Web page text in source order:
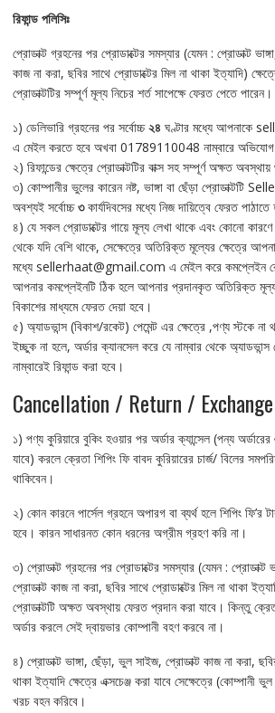
রিফান্ড পলিসিঃ
প্রোডাক্ট গ্রহনের পর প্রোডাক্টের সমস্যার (যেমন : প্রোডাক্ট
কাজ না করা, ছবির সাথে প্রোডাক্টের মিল না থাকা ইত্যাদি)
প্রোডাক্টটির সম্পূর্ণ মূল্য নিচের শর্ত সাপেক্ষে ফেরত পেতে পারেন।
১) ডেলিভারি গ্রহনের পর সর্বোচ্চ২৪ ঘণ্টার মধ্যে আপনাকে
এ মেইল করতে হবে অখবা 01789110048 নাম্বারে
২) রিফান্ডের ক্ষেত্রে প্রোডাক্টটির বাক্স সহ সম্পূর্ণ অক্ষত
৩) কোম্পানীর ভুলের কারেন নষ্ট, ভাঙ্গা বা ছেঁড়া প্রোডাক্টটি
অবশ্যই সর্বোচ্চ৩কার্যদিবসের মধ্যে নিজ দায়িত্বে ফেরত পাঠাতে
৪) যে সকল প্রোডাক্টের গায়ে মূল্য লেখা থাকে এবং কোনো
থেকে যদি বেশি থাকে, সেক্ষেত্রে অতিরিক্ত মূল্যের ক্ষেত্রে
মধ্যে sellerhaat@gmail.com এ মেইল করে কমপ্লেইন
আপনার কমপ্লেইনটি ঠিক হলে আপনার প্রদানকৃত অতিরিক্ত মূল্য
বিকাশের মাধ্যমে ফেরত দেয়া হবে।
৫) অ্যাডভান্স (বিকাশ/রকেট) পেমেন্ট এর ক্ষেত্রে ,পণ্য স্টকে না
ইচ্ছুক না হলে, অর্ডার ক্যানসেল করে যে নাম্বার থেকে অ্যাডভান্স
নাম্বারেই রিফান্ড করা হবে।
Cancellation / Return /
১) পণ্য কুরিয়ারে বুকিং হওয়ার পর অর্ডার ক্যান্সেল (পন্য অর্ডারের
যাবে) করলে ক্রেতা শিপিং ফি বাবদ কুরিয়ারের চার্জ/ বিলের
থাকিবেন।
২) কোন কারনে পার্সেল গ্রহনে অপারগ বা ব্যর্থ হলে শিপিং ফি’র
হবে। কারন সাধারনত কোন ধরনের অগ্রীম গ্রহণ করি না।
৩) প্রোডাক্ট গ্রহনের পর প্রোডাক্টের সমস্যার (যেমন : প্রোডাক্ট
প্রোডাক্ট কাজ না করা, ছবির সাথে প্রোডাক্টের মিল না থাকা
প্রোডাক্টটি অক্ষত অবস্থায় ফেরত প্রদান করা যাবে। কিন্তু
অর্ডার করলে সেই দ্বায়ভার কোম্পানী বহণ করবে না।
৪) প্রোডাক্ট ভাঙ্গা, ছেঁড়া, ভুল সাইজ, প্রোডাক্ট কাজ না করা,
থাকা ইত্যাদি ক্ষেত্রে এক্সচেঞ্জ করা যাবে সেক্ষেত্রে (কোম্পানী
খরচ বহন করিবে।